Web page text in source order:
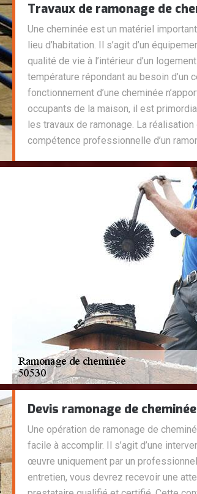
Travaux de ramonage de
Une cheminée est un matériel
lieu d’habitation. Il s’agit d’un
qualité de vie à l’intérieur d’un
température répondant au besoin d’un
fonctionnement d’une cheminée
occupants de la maison, il est
les travaux de ramonage. La
compétence professionnelle d’un
Devis ramonage de
Une opération de ramonage de
facile à accomplir. Il s’agit d’une
œuvre uniquement par un
entretien, vous devrez recevoir une